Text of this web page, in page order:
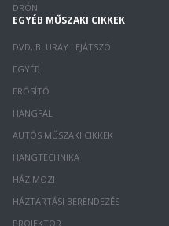
DRÓN
EGYÉB MŰSZAKI CIKKEK
DVD, BLURAY LEJÁTSZÓ
EGYÉB
ERŐSÍTŐ
HANGFAL
AUTÓS MŰSZAKI CIKKEK
HANGTECHNIKA
HÁZIMOZI
HÁZTARTÁSI BERENDEZÉS
PROJEKTOR